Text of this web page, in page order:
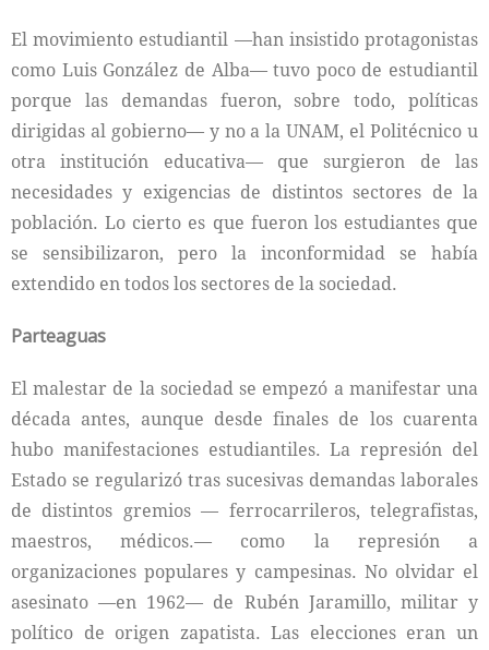
El movimiento estudiantil —han insistido protagonistas
como Luis González de Alba— tuvo poco de estudiantil
porque las demandas fueron, sobre todo, políticas
dirigidas al gobierno— y no a la UNAM, el Politécnico u
otra institución educativa— que surgieron de las
necesidades y exigencias de distintos sectores de la
población. Lo cierto es que fueron los estudiantes que
se sensibilizaron, pero la inconformidad se había
extendido en todos los sectores de la sociedad.
Parteaguas
El malestar de la sociedad se empezó a manifestar una
década antes, aunque desde finales de los cuarenta
hubo manifestaciones estudiantiles. La represión del
Estado se regularizó tras sucesivas demandas laborales
de distintos gremios — ferrocarrileros, telegrafistas,
maestros, médicos.— como la represión a
organizaciones populares y campesinas. No olvidar el
asesinato —en 1962— de Rubén Jaramillo, militar y
político de origen zapatista. Las elecciones eran un